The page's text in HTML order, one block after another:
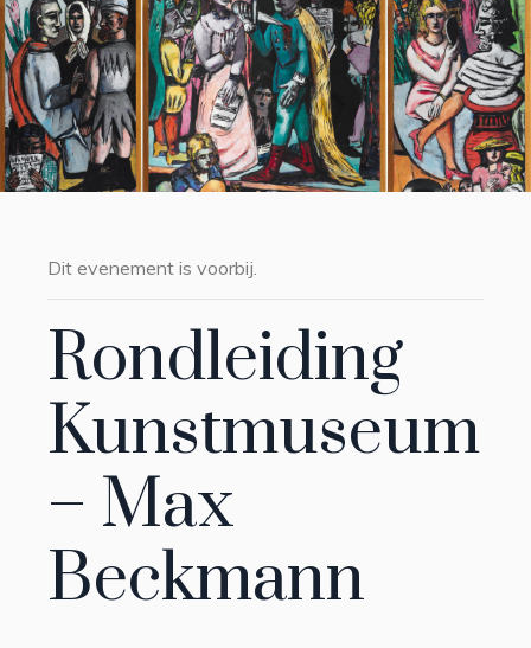
Dit evenement is voorbij.
Rondleiding
Kunstmuseum
– Max
Beckmann